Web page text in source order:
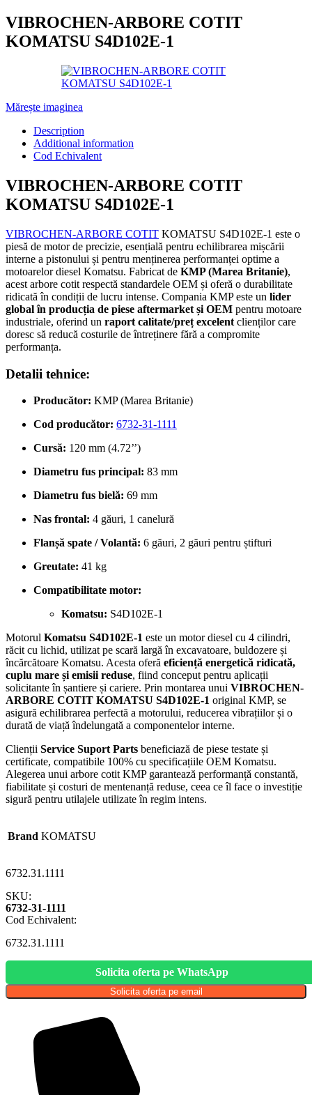
VIBROCHEN-ARBORE COTIT
KOMATSU S4D102E-1
Mărește imaginea
Description
Additional information
Cod Echivalent
VIBROCHEN-ARBORE COTIT
KOMATSU S4D102E-1
VIBROCHEN-ARBORE COTIT KOMATSU S4D102E-1 este o
piesă de motor de precizie, esențială pentru echilibrarea mișcării
interne a pistonului și pentru menținerea performanței optime a
motoarelor diesel Komatsu. Fabricat de KMP (Marea Britanie),
acest arbore cotit respectă standardele OEM și oferă o durabilitate
ridicată în condiții de lucru intense. Compania KMP este un lider
global în producția de piese aftermarket și OEM pentru motoare
industriale, oferind un raport calitate/preț excelent clienților care
doresc să reducă costurile de întreținere fără a compromite
performanța.
Detalii tehnice:
Producător: KMP (Marea Britanie)
Cod producător: 6732-31-1111
Cursă: 120 mm (4.72’’)
Diametru fus principal: 83 mm
Diametru fus bielă: 69 mm
Nas frontal: 4 găuri, 1 canelură
Flanșă spate / Volantă: 6 găuri, 2 găuri pentru știfturi
Greutate: 41 kg
Compatibilitate motor:
Komatsu: S4D102E-1
Motorul Komatsu S4D102E-1 este un motor diesel cu 4 cilindri,
răcit cu lichid, utilizat pe scară largă în excavatoare, buldozere și
încărcătoare Komatsu. Acesta oferă eficiență energetică ridicată,
cuplu mare și emisii reduse, fiind conceput pentru aplicații
solicitante în șantiere și cariere. Prin montarea unui VIBROCHEN-
ARBORE COTIT KOMATSU S4D102E-1 original KMP, se
asigură echilibrarea perfectă a motorului, reducerea vibrațiilor și o
durată de viață îndelungată a componentelor interne.
Clienții Service Suport Parts beneficiază de piese testate și
certificate, compatibile 100% cu specificațiile OEM Komatsu.
Alegerea unui arbore cotit KMP garantează performanță constantă,
fiabilitate și costuri de mentenanță reduse, ceea ce îl face o investiție
sigură pentru utilajele utilizate în regim intens.
Brand KOMATSU
6732.31.1111
SKU:
6732-31-1111
Cod Echivalent:
6732.31.1111
Solicita oferta pe WhatsApp
Solicita oferta pe email